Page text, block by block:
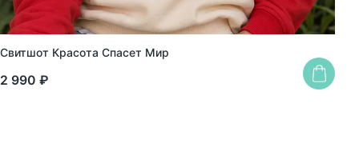
Свитшот Красота Спасет Мир
2 990 ₽